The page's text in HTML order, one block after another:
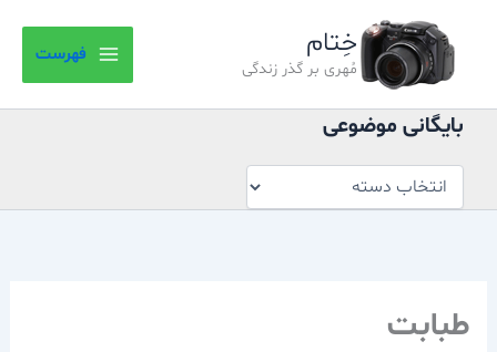
خِتام
مُهری بر گذر زندگی
فهرست
بایگانی موضوعی
موضوعی
طبابت